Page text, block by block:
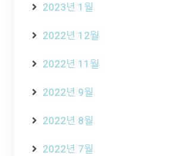
2023년 1월
2022년 12월
2022년 11월
2022년 9월
2022년 8월
2022년 7월